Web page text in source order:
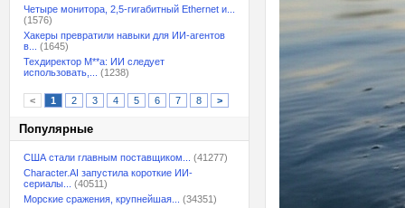
Четыре монитора, 2,5-гигабитный Ethernet и...
(1576)
Хакеры превратили навыки для ИИ-агентов
в...
(1645)
Техдиректор M**a: ИИ следует
использовать,...
(1238)
< 1 2 3 4 5 6 7 8 >
Популярные
США стали главным поставщиком...
(41277)
Character.AI запустила короткие ИИ-
сериалы...
(40511)
Морские сражения, крупнейшая...
(34351)